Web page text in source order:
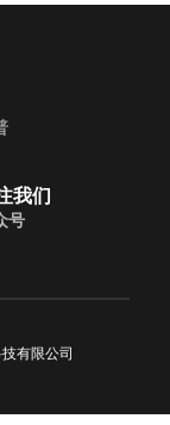
我们
号
有限公司